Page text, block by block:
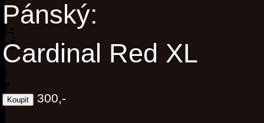
Pánský:
Cardinal Red XL
300,-